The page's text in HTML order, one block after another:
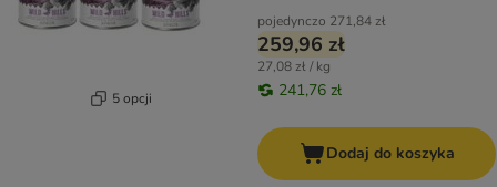
5 opcji
pojedynczo 271,84 zł
259,96 zł
27,08 zł / kg
241,76 zł
Dodaj do koszyka